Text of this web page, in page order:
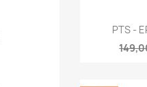

PTS -